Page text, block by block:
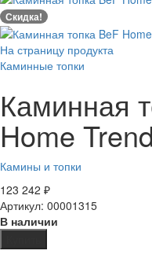
Скидка!
На страницу продукта
Каминные топки
Каминная
Home
Камины и топки
123 242 ₽
Артикул: 00001315
В наличии